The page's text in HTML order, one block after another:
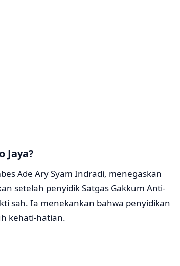
Jaya?
Ade Ary Syam Indradi, menegaskan
setelah penyidik Satgas Gakkum Anti-
sah. Ia menekankan bahwa penyidikan
kehati-hatian.